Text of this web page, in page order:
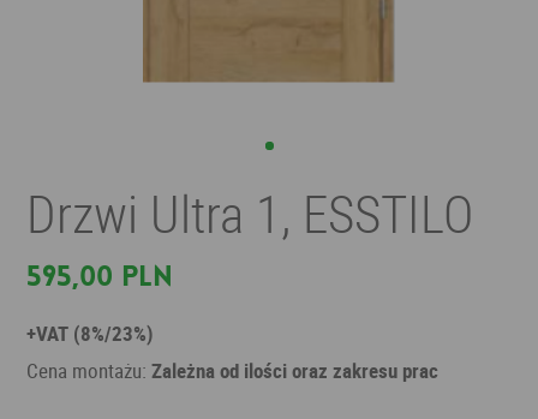
Drzwi Ultra 1, ESSTILO
595,00 PLN
+VAT (8%/23%)
Cena montażu:Zależna od ilości oraz zakresu prac